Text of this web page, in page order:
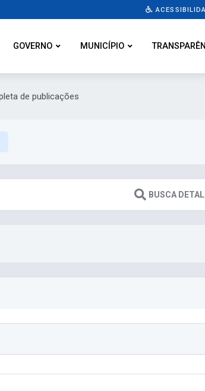
GOVERNO MUNICÍPIO
de publicações
BUSCA